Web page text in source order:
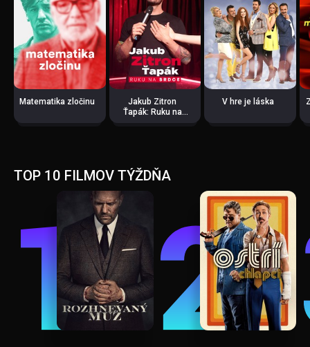
Matematika zločinu
Jakub Zitron
Ťapák: Ruku na
V hre je láska
TOP 10 FILMOV TÝŽDŇA